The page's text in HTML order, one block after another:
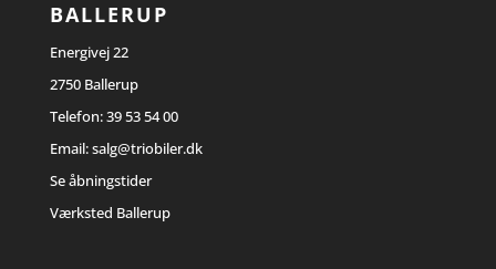
BALLERUP
Energivej 22
2750 Ballerup
Telefon:39 53 54 00
Email:salg@triobiler.dk
Se åbningstider
Værksted Ballerup